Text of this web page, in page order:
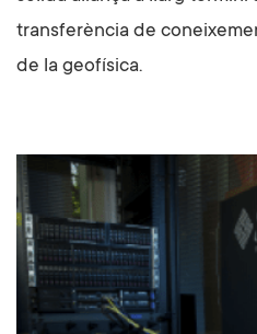
transferència de
de la geofísica.